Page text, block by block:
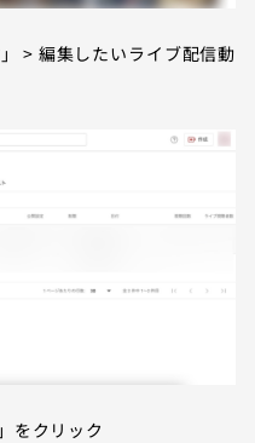
> 編集したいライブ配信動
をクリック